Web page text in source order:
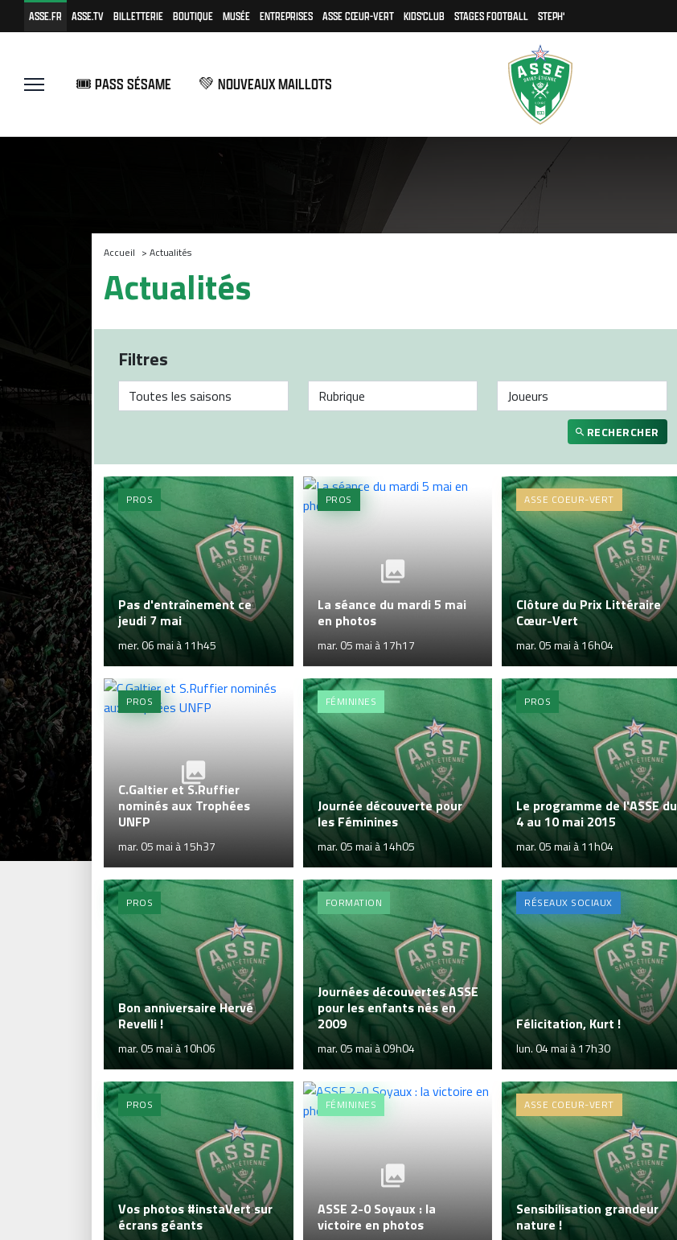
ASSE.FR ASSE.TV BILLETTERIE BOUTIQUE MUSÉE ENTREPRISES ASSE CŒUR-VERT KIDS'CLUB STAGES FOOTBALL STEPH'
🎟️ PASS SÉSAME 💚 NOUVEAUX MAILLOTS
Accueil > Actualités
Actualités
Filtres
RECHERCHER
PROS
Pas d'entraînement ce
jeudi 7 mai
mer. 06 mai à 11h45
PROS
La séance du mardi 5 mai
en photos
mar. 05 mai à 17h17
ASSE COEUR-VERT
Clôture du Prix Littéraire
Cœur-Vert
mar. 05 mai à 16h04
PROS
C.Galtier et S.Ruffier
nominés aux Trophées
UNFP
mar. 05 mai à 15h37
FÉMININES
Journée découverte pour
les Féminines
mar. 05 mai à 14h05
PROS
Le programme de l'ASSE du
4 au 10 mai 2015
mar. 05 mai à 11h04
PROS
Bon anniversaire Hervé
Revelli !
mar. 05 mai à 10h06
FORMATION
Journées découvertes ASSE
pour les enfants nés en
2009
mar. 05 mai à 09h04
RÉSEAUX SOCIAUX
Félicitation, Kurt !
lun. 04 mai à 17h30
PROS
Vos photos #instaVert sur
écrans géants
FÉMININES
ASSE 2-0 Soyaux : la
victoire en photos
ASSE COEUR-VERT
Sensibilisation grandeur
nature !